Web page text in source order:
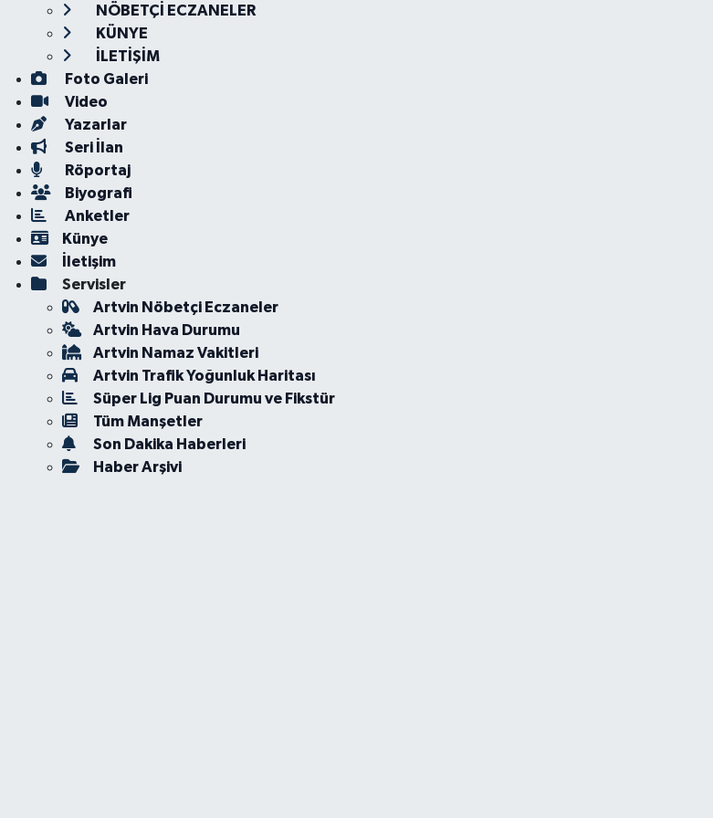
NÖBETÇİ ECZANELER
KÜNYE
İLETİŞİM
Foto Galeri
Video
Yazarlar
Seri İlan
Röportaj
Biyografi
Anketler
Künye
İletişim
Servisler
Artvin Nöbetçi Eczaneler
Artvin Hava Durumu
Artvin Namaz Vakitleri
Artvin Trafik Yoğunluk Haritası
Süper Lig Puan Durumu ve Fikstür
Tüm Manşetler
Son Dakika Haberleri
Haber Arşivi